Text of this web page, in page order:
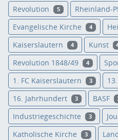
Revolution 5 Rheinland-
Evangelische Kirche 4
Kaiserslautern 4 Kunst
Revolution 1848/49 4
1. FC Kaiserslautern 3
16. Jahrhundert 3 BASF
Industriegeschichte 3
Katholische Kirche 3